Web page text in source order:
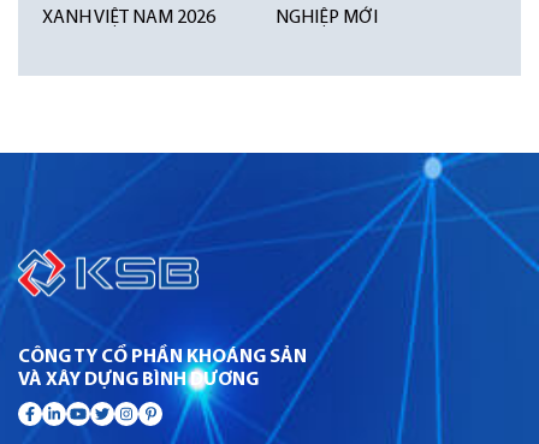
XANH VIỆT NAM 2026
NGHIỆP MỚI
CÔNG TY CỔ PHẦN KHOÁNG SẢN
VÀ XÂY DỰNG BÌNH DƯƠNG